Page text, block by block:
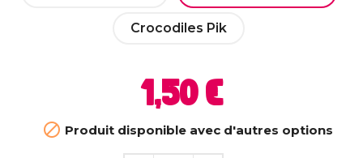
Crocodiles Pik
1,50 €
 Produit disponible avec d'autres options